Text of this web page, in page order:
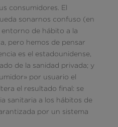
consumidores. El
sonarnos confuso (en
de hábito a la
pero hemos de pensar
es el estadounidense,
de la sanidad privada; y
por usuario el
el resultado final: se
sanitaria a los hábitos de
por un sistema